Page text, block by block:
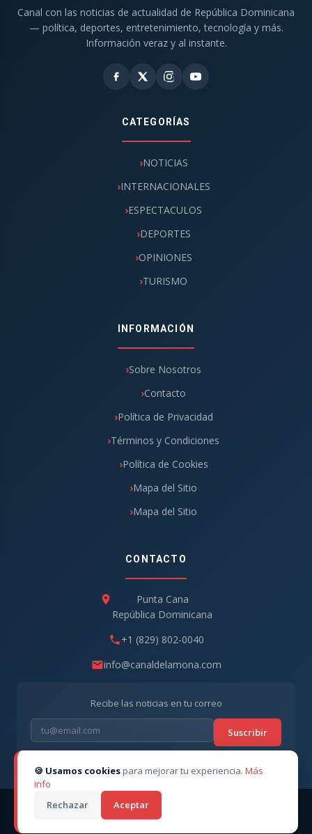
Canal con las noticias de actualidad de República Dominicana
— política, deportes, entretenimiento, tecnología y más.
Información veraz y al instante.
CATEGORÍAS
NOTICIAS
INTERNACIONALES
ESPECTACULOS
DEPORTES
OPINIONES
TURISMO
INFORMACIÓN
Sobre Nosotros
Contacto
Política de Privacidad
Términos y Condiciones
Política de Cookies
Mapa del Sitio
Mapa del Sitio
CONTACTO
Punta Cana
República Dominicana
+1 (829) 802-0040
info@canaldelamona.com
Recibe las noticias en tu correo
Suscribir
© 2026CanaldelaMona. Todos los derechos reservados. ·
Director CEO: Robert Linarez
🍪 Usamos cookies para mejorar tu experiencia. Más
info
Rechazar
Aceptar